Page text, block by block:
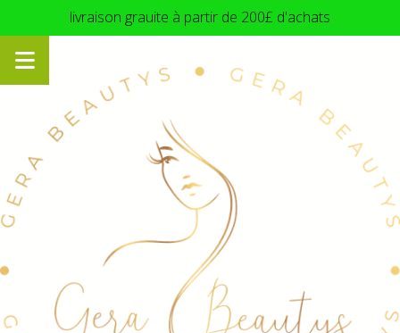
livraison grauite à partir de 200£ d'achats